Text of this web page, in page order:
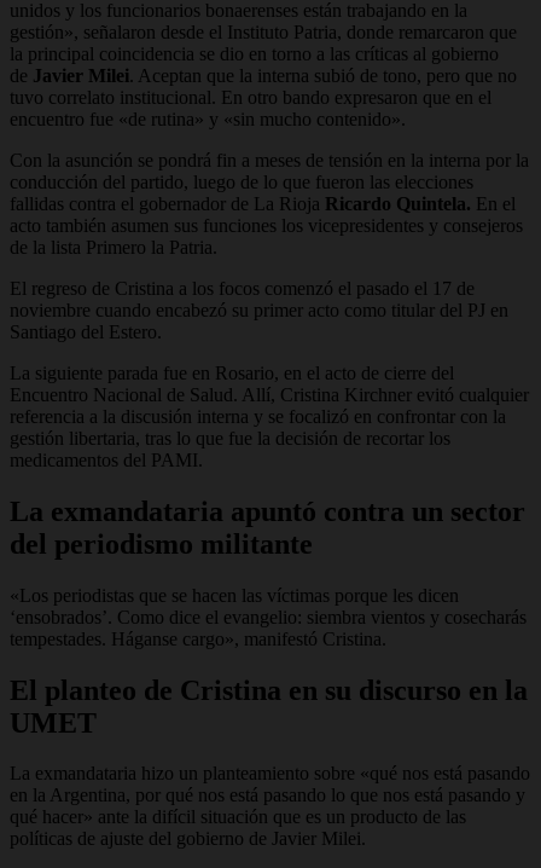
unidos y los funcionarios bonaerenses están trabajando en la
gestión», señalaron desde el Instituto Patria, donde remarcaron que
la principal coincidencia se dio en torno a las críticas al gobierno
de Javier Milei. Aceptan que la interna subió de tono, pero que no
tuvo correlato institucional. En otro bando expresaron que en el
encuentro fue «de rutina» y «sin mucho contenido».
Con la asunción se pondrá fin a meses de tensión en la interna por la
conducción del partido, luego de lo que fueron las elecciones
fallidas contra el gobernador de La Rioja Ricardo Quintela. En el
acto también asumen sus funciones los vicepresidentes y consejeros
de la lista Primero la Patria.
El regreso de Cristina a los focos comenzó el pasado el 17 de
noviembre cuando encabezó su primer acto como titular del PJ en
Santiago del Estero.
La siguiente parada fue en Rosario, en el acto de cierre del
Encuentro Nacional de Salud. Allí, Cristina Kirchner evitó cualquier
referencia a la discusión interna y se focalizó en confrontar con la
gestión libertaria, tras lo que fue la decisión de recortar los
medicamentos del PAMI.
La exmandataria apuntó contra un sector
del periodismo militante
«Los periodistas que se hacen las víctimas porque les dicen
‘ensobrados’. Como dice el evangelio: siembra vientos y cosecharás
tempestades. Háganse cargo», manifestó Cristina.
El planteo de Cristina en su discurso en la
UMET
La exmandataria hizo un planteamiento sobre «qué nos está pasando
en la Argentina, por qué nos está pasando lo que nos está pasando y
qué hacer» ante la difícil situación que es un producto de las
políticas de ajuste del gobierno de Javier Milei.